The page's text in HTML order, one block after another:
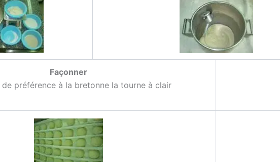
Façon­ner
de pré­fé­rence à la bre­tonne la tourne à clair